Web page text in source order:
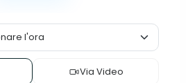
Via Video